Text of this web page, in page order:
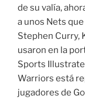
de su valía,
a unos Nets
Stephen Curry,
usaron en la
Sports
Warriors está
jugadores de